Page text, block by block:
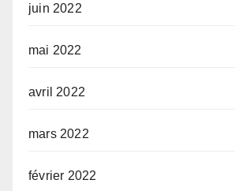
juin 2022
mai 2022
avril 2022
mars 2022
février 2022